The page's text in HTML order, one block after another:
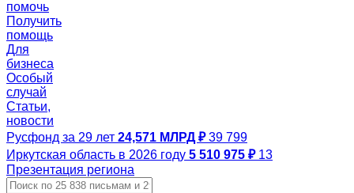
помочь
Получить
помощь
Для
бизнеса
Особый
случай
Статьи,
новости
Русфонд за 29 лет 24,571 МЛРД ₽ 39 799
Иркутская область в 2026 году 5 510 975 ₽ 13
Презентация региона